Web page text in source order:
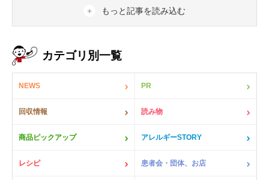
もっと記事を読み込む
カテゴリ別一覧
NEWS PR
回収情報 読み物
商品ピックアップ アレルギーSTORY
レシピ 患者会・団体、お店